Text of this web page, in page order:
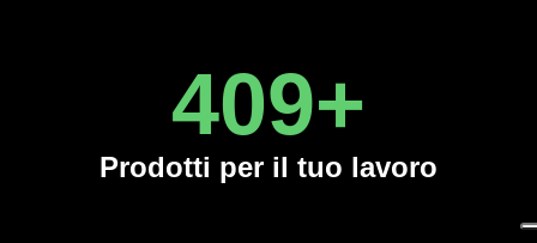
450+
Prodotti per il tuo lavoro